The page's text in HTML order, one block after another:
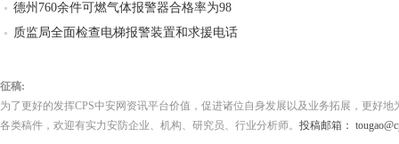
德州760余件可燃气体报警器合格率为98
质监局全面检查电梯报警装置和求援电话
征稿:
为了更好的发挥CPS中安网资讯平台价值，促进诸位自身发展以及业务拓展，更好
各类稿件，欢迎有实力安防企业、机构、研究员、行业分析师。 投稿邮箱：